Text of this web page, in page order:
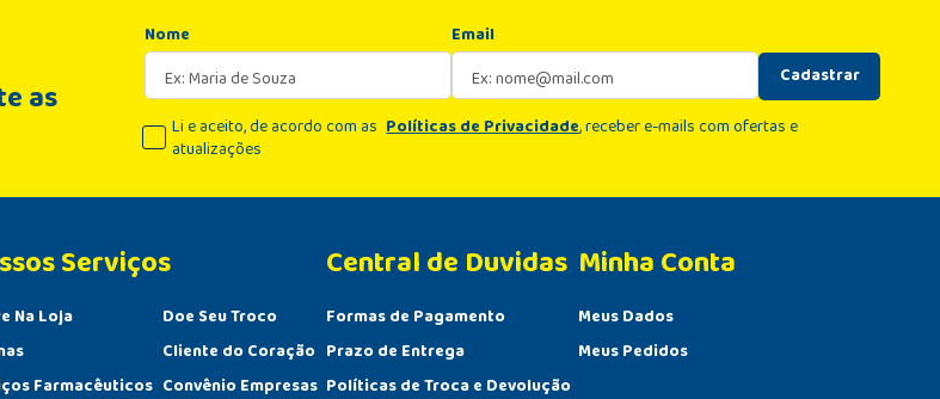
as
Nome
Email
Cadastrar
Li e aceito, de acordo com as Políticas de Privacidade, receber e-mails com ofertas e
atualizações
Na Loja
Farmacêuticos
Doe Seu Troco
Cliente do Coração
Convênio Empresas
Central de Duvidas
Formas de Pagamento
Prazo de Entrega
Políticas de Troca e Devolução
Minha Conta
Meus Dados
Meus Pedidos